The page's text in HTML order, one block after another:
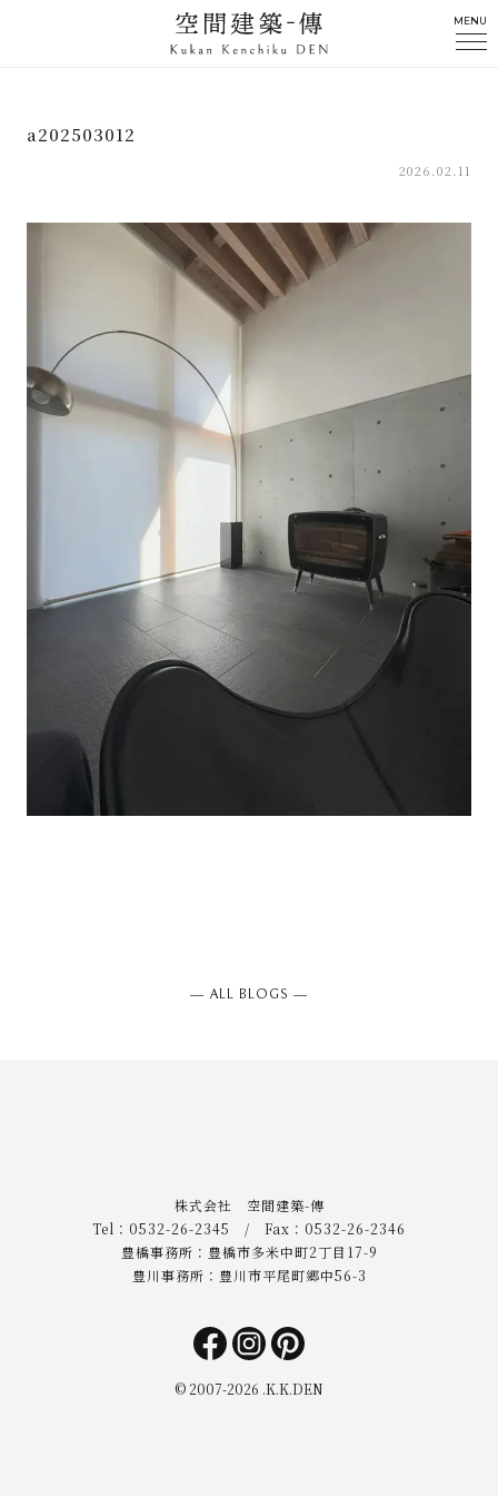
MENU
a202503012
2026.02.11
― ALL BLOGS ―
株式会社 空間建築-傳
Tel：0532-26-2345 / Fax：0532-26-2346
豊橋事務所：豊橋市多米中町2丁目17-9
豊川事務所：豊川市平尾町郷中56-3
© 2007-2026 .K.K.DEN